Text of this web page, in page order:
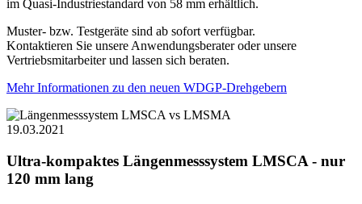
im Quasi-Industriestandard von 58 mm erhältlich.
Muster- bzw. Testgeräte sind ab sofort verfügbar.
Kontaktieren Sie unsere Anwendungsberater oder unsere
Vertriebsmitarbeiter und lassen sich beraten.
Mehr Informationen zu den neuen WDGP-Drehgebern
19.03.2021
Ultra-kompaktes Längenmesssystem LMSCA - nur
120 mm lang